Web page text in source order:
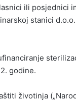
ili posjednici
stanici
godine.
životinja